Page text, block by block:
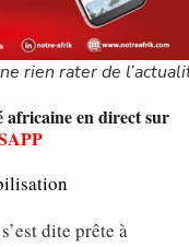
rien rater de
africaine en direct sur
dite prête à